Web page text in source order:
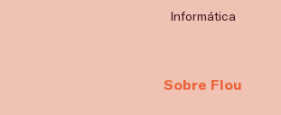
Informática
Sobre Flou